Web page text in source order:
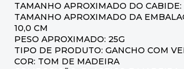
TAMANHO APROXIMADO DO CABIDE:
TAMANHO APROXIMADO DA
10,0 CM
PESO APROXIMADO: 25G
TIPO DE PRODUTO: GANCHO COM
COR: TOM DE MADEIRA